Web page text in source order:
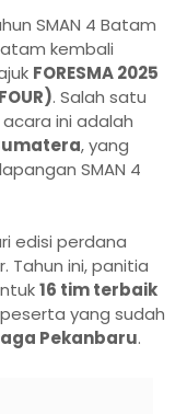
SMAN 4 Batam
kembali
FORESMA 2025
. Salah satu
ini adalah
, yang
SMAN 4
edisi perdana
Tahun ini, panitia
16 tim terbaik
yang sudah
Pekanbaru.